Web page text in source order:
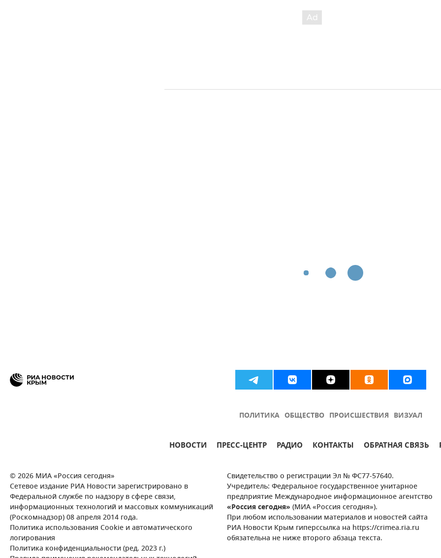
ПОЛИТИКА ОБЩЕСТВО ПРОИСШЕСТВИЯ ВИЗУАЛ
НОВОСТИ ПРЕСС-ЦЕНТР РАДИО КОНТАКТЫ ОБРАТНАЯ СВЯЗЬ
© 2026 МИА «Россия сегодня»
Сетевое издание РИА Новости зарегистрировано в
Федеральной службе по надзору в сфере связи,
информационных технологий и массовых коммуникаций
(Роскомнадзор) 08 апреля 2014 года.
Политика использования Cookie и автоматического
логирования
Политика конфиденциальности (ред. 2023 г.)
Свидетельство о регистрации Эл № ФС77-57640.
Учредитель: Федеральное государственное унитарное
предприятие Международное информационное агентство
«Россия сегодня» (МИА «Россия сегодня»).
При любом использовании материалов и новостей сайта
РИА Новости Крым гиперссылка на https://crimea.ria.ru
обязательна не ниже второго абзаца текста.